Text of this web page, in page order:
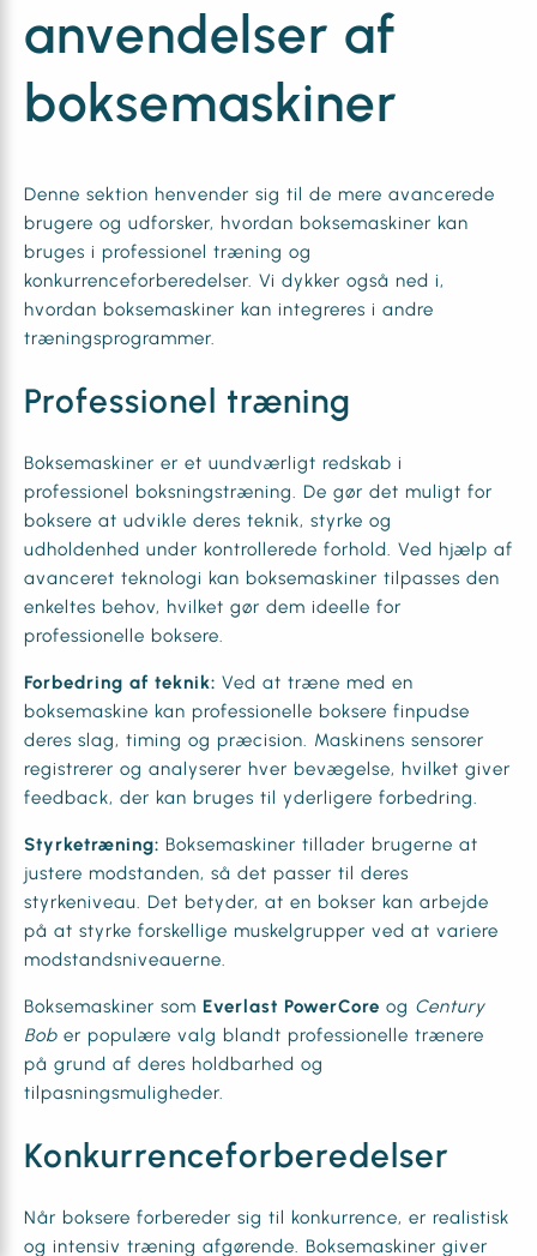
anvendelser af
boksemaskiner
Denne sektion henvender sig til de mere avancerede
brugere og udforsker, hvordan boksemaskiner kan
bruges i professionel træning og
konkurrenceforberedelser. Vi dykker også ned i,
hvordan boksemaskiner kan integreres i andre
træningsprogrammer.
Professionel træning
Boksemaskiner er et uundværligt redskab i
professionel boksningstræning. De gør det muligt for
boksere at udvikle deres teknik, styrke og
udholdenhed under kontrollerede forhold. Ved hjælp af
avanceret teknologi kan boksemaskiner tilpasses den
enkeltes behov, hvilket gør dem ideelle for
professionelle boksere.
Forbedring af teknik: Ved at træne med en
boksemaskine kan professionelle boksere finpudse
deres slag, timing og præcision. Maskinens sensorer
registrerer og analyserer hver bevægelse, hvilket giver
feedback, der kan bruges til yderligere forbedring.
Styrketræning: Boksemaskiner tillader brugerne at
justere modstanden, så det passer til deres
styrkeniveau. Det betyder, at en bokser kan arbejde
på at styrke forskellige muskelgrupper ved at variere
modstandsniveauerne.
Boksemaskiner som Everlast PowerCore og Century
Bob er populære valg blandt professionelle trænere
på grund af deres holdbarhed og
tilpasningsmuligheder.
Konkurrenceforberedelser
Når boksere forbereder sig til konkurrence, er realistisk
og intensiv træning afgørende. Boksemaskiner giver